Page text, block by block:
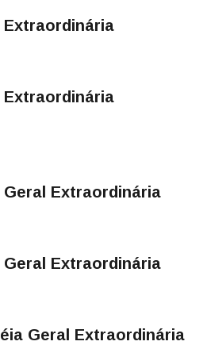
Extraordinária
Extraordinária
Geral Extraordinária
Geral Extraordinária
Geral Extraordinária